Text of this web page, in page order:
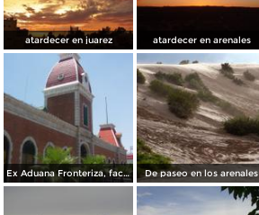
atardecer en juarez atardecer en arenales
Ex Aduana Fronteriza, fachada principal De paseo en los arenales